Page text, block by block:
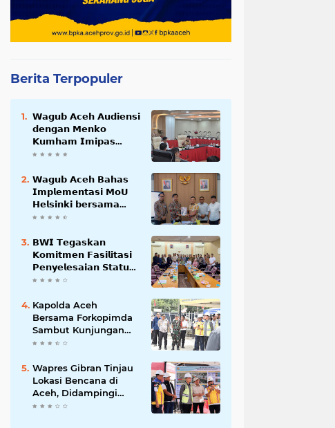
Berita Terpopuler
𝗪𝗮𝗴𝘂𝗯 𝗔𝗰𝗲𝗵 𝗔𝘂𝗱𝗶𝗲𝗻𝘀𝗶
𝗱𝗲𝗻𝗴𝗮𝗻 𝗠𝗲𝗻𝗸𝗼
𝗞𝘂𝗺𝗵𝗮𝗺 𝗜𝗺𝗶𝗽𝗮𝘀
𝗧𝗲𝗿𝗸𝗮𝗶𝘁 𝗦𝘁𝗮𝘁𝘂𝘀 𝗪𝗮𝗸𝗮𝗳
𝗪𝗮𝗴𝘂𝗯 𝗔𝗰𝗲𝗵 𝗕𝗮𝗵𝗮𝘀
𝗜𝗺𝗽𝗹𝗲𝗺𝗲𝗻𝘁𝗮𝘀𝗶 𝗠𝗼𝗨
𝗛𝗲𝗹𝘀𝗶𝗻𝗸𝗶 𝗯𝗲𝗿𝘀𝗮𝗺𝗮
𝗦𝗲𝗸𝗿𝗲𝘁𝗮𝗿𝗶𝗮𝘁 𝗡𝗲𝗴𝗮𝗿𝗮
𝗕𝗪𝗜 𝗧𝗲𝗴𝗮𝘀𝗸𝗮𝗻
𝗞𝗼𝗺𝗶𝘁𝗺𝗲𝗻 𝗙𝗮𝘀𝗶𝗹𝗶𝘁𝗮𝘀𝗶
𝗣𝗲𝗻𝘆𝗲𝗹𝗲𝘀𝗮𝗶𝗮𝗻 𝗦𝘁𝗮𝘁𝘂𝘀
𝗪𝗮𝗸𝗮𝗳 𝗕𝗹𝗮𝗻𝗴 𝗣𝗮𝗱𝗮𝗻𝗴
Kapolda Aceh
Bersama Forkopimda
Sambut Kunjungan
Kerja Wakil Presiden
Bireuen
Wapres Gibran Tinjau
Lokasi Bencana di
Aceh, Didampingi
Wagub Dek Fadh